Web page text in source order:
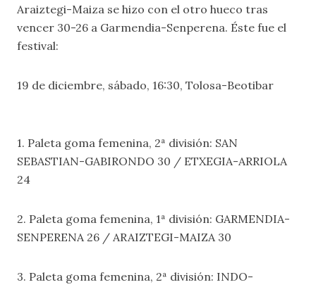
Araiztegi-Maiza se hizo con el otro hueco tras
vencer 30-26 a Garmendia-Senperena. Éste fue el
festival:
19 de diciembre, sábado, 16:30, Tolosa-Beotibar
1. Paleta goma femenina, 2ª división: SAN
SEBASTIAN-GABIRONDO 30 / ETXEGIA-ARRIOLA
24
2. Paleta goma femenina, 1ª división: GARMENDIA-
SENPERENA 26 / ARAIZTEGI-MAIZA 30
3. Paleta goma femenina, 2ª división: INDO-